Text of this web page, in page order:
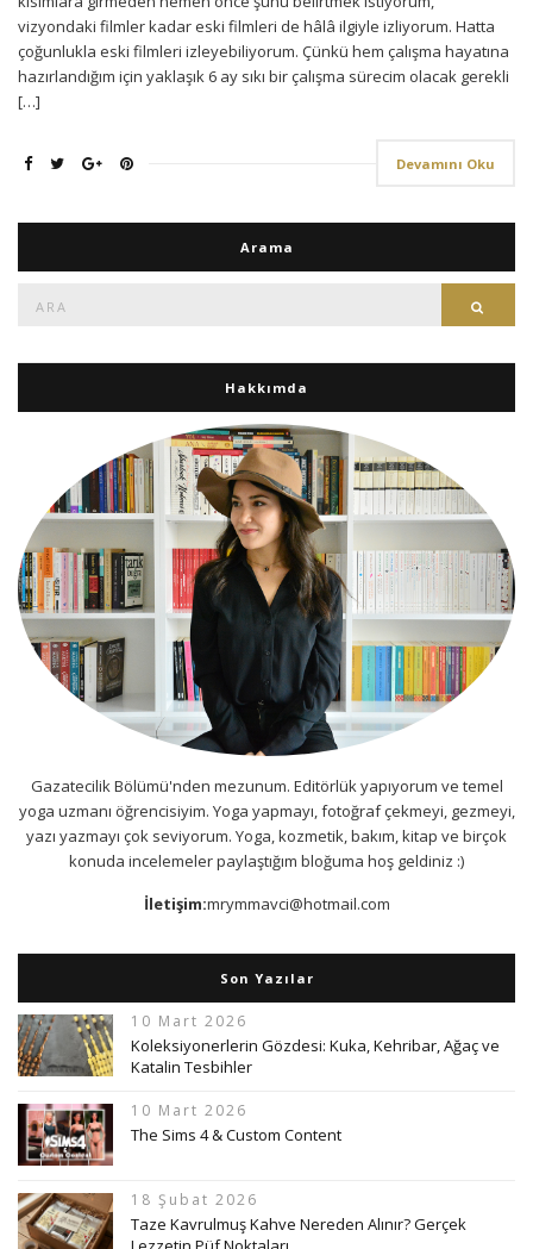
vizyondaki filmler kadar eski filmleri de hâlâ ilgiyle izliyorum. Hatta
çoğunlukla eski filmleri izleyebiliyorum. Çünkü hem çalışma hayatına
hazırlandığım için yaklaşık 6 ay sıkı bir çalışma sürecim olacak gerekli
[…]
Devamını Oku
Arama
Hakkımda
Gazatecilik Bölümü'nden mezunum. Editörlük yapıyorum ve temel
yoga uzmanı öğrencisiyim. Yoga yapmayı, fotoğraf çekmeyi, gezmeyi,
yazı yazmayı çok seviyorum. Yoga, kozmetik, bakım, kitap ve birçok
konuda incelemeler paylaştığım bloğuma hoş geldiniz :)
İletişim:mrymmavci@hotmail.com
Son Yazılar
10 Mart 2026
Koleksiyonerlerin Gözdesi: Kuka, Kehribar, Ağaç ve
Katalin Tesbihler
10 Mart 2026
The Sims 4 & Custom Content
18 Şubat 2026
Taze Kavrulmuş Kahve Nereden Alınır? Gerçek